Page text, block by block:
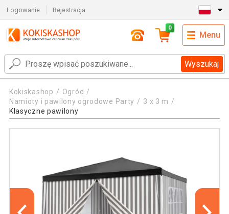
Logowanie Rejestracja
Wyszukaj
0
Menu
Kokiskashop
Ogród
Namioty i pawilony ogrodowe Party
3 x 3 m
Klasyczne pawilony